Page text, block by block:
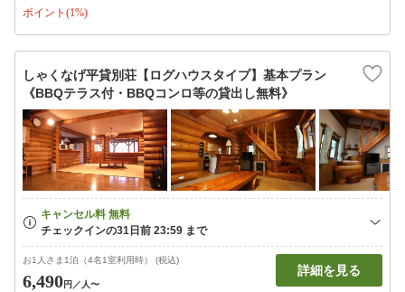
ポイント(1%)
しゃくなげ平貸別荘【ログハウスタイプ】基本プラン
《BBQテラス付・BBQコンロ等の貸出し無料》
お1人さま1泊（4名1室利用時） (税込)
6,490円 ／人〜
詳細を見る